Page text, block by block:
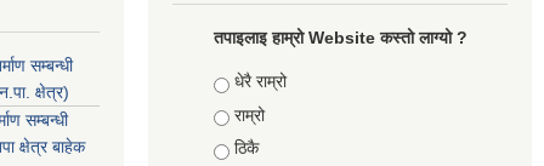
सम्बन्धी
क्षेत्र)
सम्बन्धी
क्षेत्र बाहेक
तपाइलाइ हाम्रो Website कस्तो लाग्यो ?
Choices
धेरै राम्रो
राम्रो
ठिकै